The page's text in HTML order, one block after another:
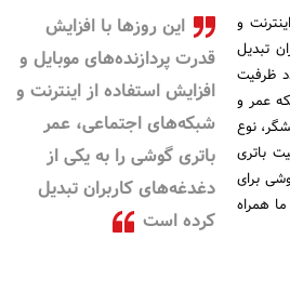
این روزها با افزایش
قدرت پردازنده‌های موبایل و
افزایش استفاده از اینترنت و
شبکه‌های اجتماعی، عمر
باتری گوشی را به یکی از
دغدغه‌های کاربران تبدیل
کرده است
و
تبدیل
ظرفیت
عمر و
نوع
باتری
گوشی برای
ما همراه